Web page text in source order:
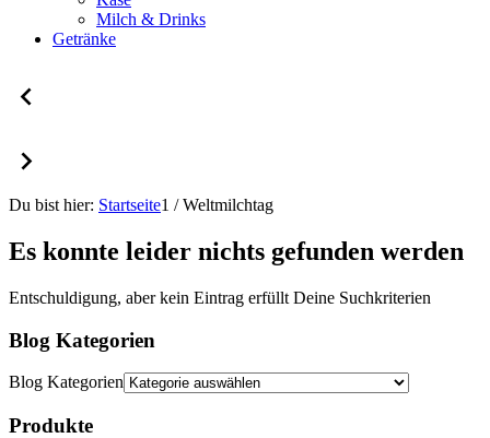
Milch & Drinks
Getränke
Du bist hier: Startseite1 / Weltmilchtag
Es konnte leider nichts gefunden werden
Entschuldigung, aber kein Eintrag erfüllt Deine Suchkriterien
Blog Kategorien
Blog Kategorien
Produkte